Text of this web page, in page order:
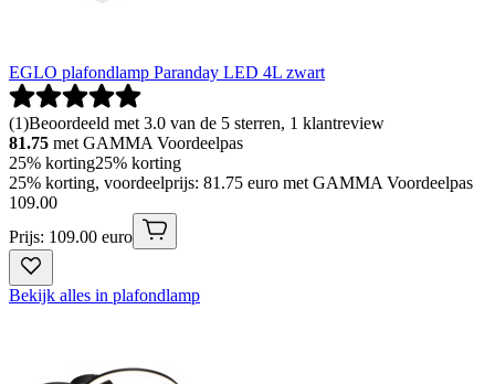
EGLO plafondlamp Paranday LED 4L zwart
(1)Beoordeeld met 3.0 van de 5 sterren, 1 klantreview
81.75 met GAMMA Voordeelpas
25% korting25% korting
25% korting, voordeelprijs: 81.75 euro met GAMMA Voordeelpas
109.00
Prijs: 109.00 euro
Bekijk alles in plafondlamp